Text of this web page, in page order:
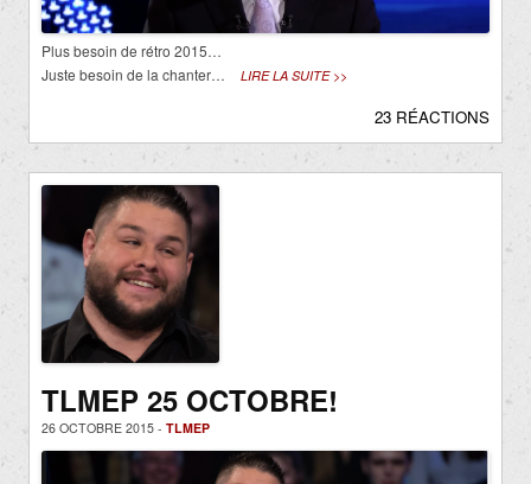
Plus besoin de rétro 2015…
Juste besoin de la chanter…
LIRE LA SUITE >>
23 RÉACTIONS
TLMEP 25 OCTOBRE!
26 OCTOBRE 2015 - TLMEP